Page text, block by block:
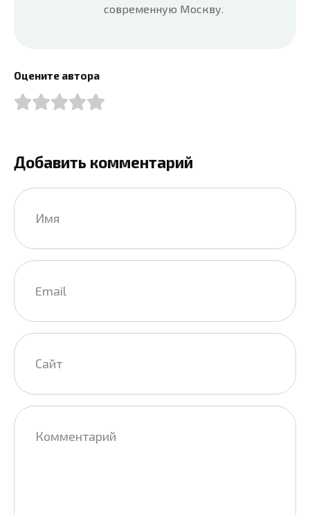
современную Москву.
Оцените автора
Добавить комментарий
Имя
Email
Сайт
Комментарий